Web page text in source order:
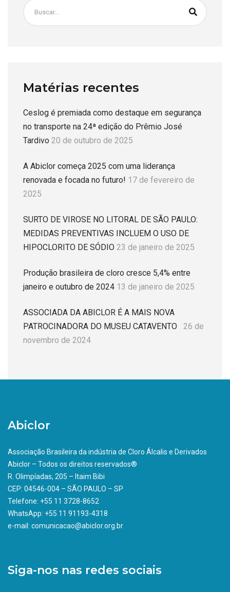
Matérias recentes
Ceslog é premiada como destaque em segurança
no transporte na 24ª edição do Prêmio José
Tardivo 20 de outubro de 2025
A Abiclor começa 2025 com uma liderança
renovada e focada no futuro! 17 de fevereiro de
2025
SURTO DE VIROSE NO LITORAL DE SÃO PAULO:
MEDIDAS PREVENTIVAS INCLUEM O USO DE
HIPOCLORITO DE SÓDIO 23 de janeiro de 2025
Produção brasileira de cloro cresce 5,4% entre
janeiro e outubro de 2024 13 de janeiro de 2025
ASSOCIADA DA ABICLOR É A MAIS NOVA
PATROCINADORA DO MUSEU CATAVENTO
26 de
novembro de 2024
Abiclor
Associação Brasileira da indústria de Cloro Álcalis e Derivados
Abiclor – Todos os direitos reservados®
R. Olimpíadas, 205 – Itaim Bibi
CEP: 04546-004 – SÃO PAULO – SP
Telefone: +55 11 3728-8652
WhatsApp: +55 11 91193-4318
e-mail: comunicacao@abiclor.org.br
Siga-nos nas redes sociais